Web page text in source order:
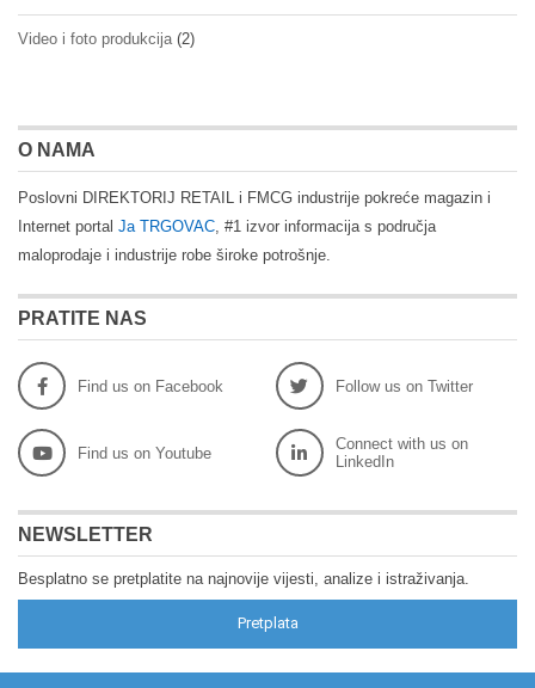
Video i foto produkcija(2)
O NAMA
Poslovni DIREKTORIJ RETAIL i FMCG industrije pokreće magazin i
Internet portal Ja TRGOVAC, #1 izvor informacija s područja
maloprodaje i industrije robe široke potrošnje.
PRATITE NAS
Find us on Facebook Follow us on Twitter
Find us on Youtube
Connect with us on
LinkedIn
NEWSLETTER
Besplatno se pretplatite na najnovije vijesti, analize i istraživanja.
Pretplata